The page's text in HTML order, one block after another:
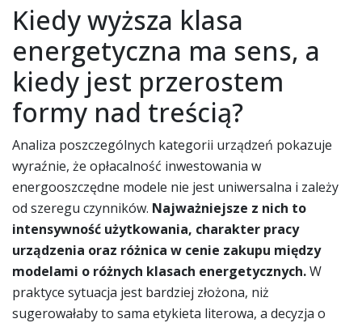
Kiedy wyższa klasa
energetyczna ma sens, a
kiedy jest przerostem
formy nad treścią?
Analiza poszczególnych kategorii urządzeń pokazuje
wyraźnie, że opłacalność inwestowania w
energooszczędne modele nie jest uniwersalna i zależy
od szeregu czynników. Najważniejsze z nich to
intensywność użytkowania, charakter pracy
urządzenia oraz różnica w cenie zakupu między
modelami o różnych klasach energetycznych.W
praktyce sytuacja jest bardziej złożona, niż
sugerowałaby to sama etykieta literowa, a decyzja o